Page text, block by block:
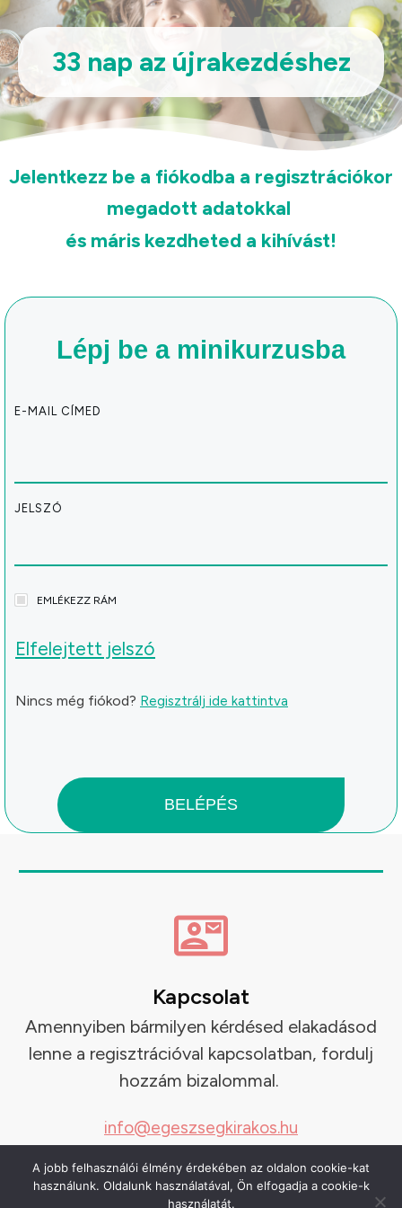
33 nap az újrakezdéshez
Jelentkezz be a fiókodba a regisztrációkor
megadott adatokkal
és máris kezdheted a kihívást!
Lépj be a minikurzusba
E-MAIL CÍMED
JELSZÓ
EMLÉKEZZ RÁM
Elfelejtett jelszó
Nincs még fiókod? Regisztrálj ide kattintva
BELÉPÉS
Kapcsolat
Amennyiben bármilyen kérdésed elakadásod
lenne a regisztrációval kapcsolatban, fordulj
hozzám bizalommal.
info@egeszsegkirakos.hu
A jobb felhasználói élmény érdekében az oldalon cookie-kat
használunk. Oldalunk használatával, Ön elfogadja a cookie-k
használatát.